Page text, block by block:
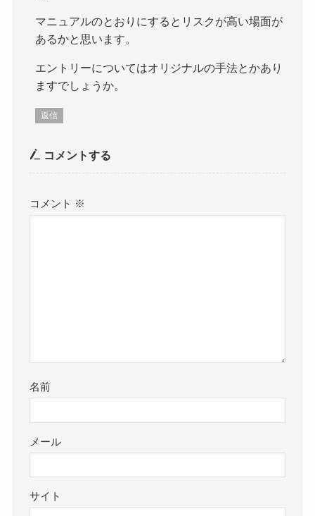
マニュアルのとおりにするとリスクが高い場面が
あるかと思います。
エントリーについてはオリジナルの手法とかあり
ますでしょうか。
返信
コメントする
コメント ※
名前
メール
サイト